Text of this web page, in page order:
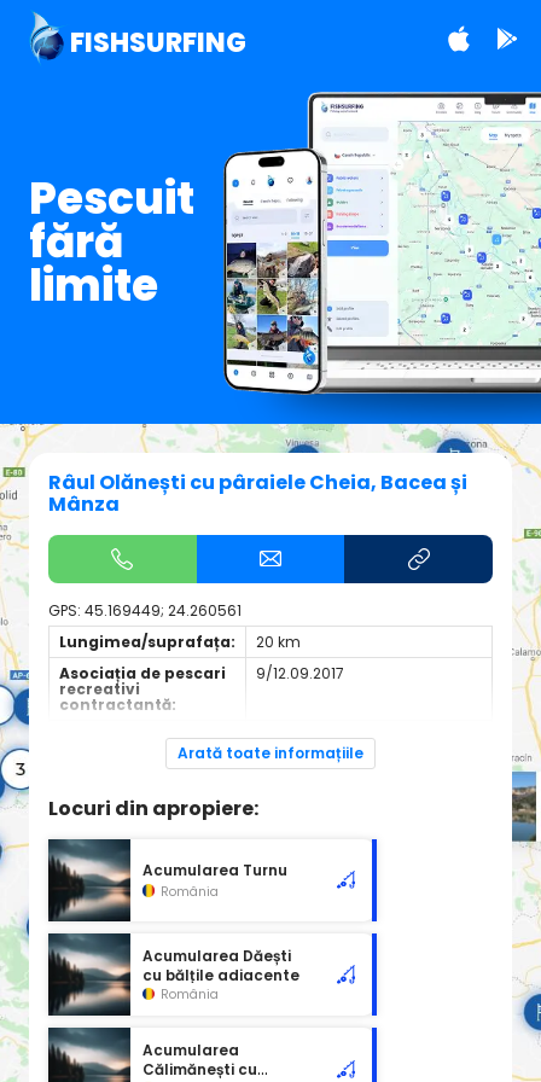
FISHSURFING
Pescuit
fără
limite
Râul Olănești cu pâraiele Cheia, Bacea și
Mânza
GPS: 45.169449; 24.260561
Lungimea/suprafața:
20 km
Asociația de pescari
recreativi
contractantă:
9/12.09.2017
Site de informații: https://ajvpsrmvl.wixsite.com
/asociatia?
Arată toate informațiile
Locuri din apropiere:
Acumularea Turnu
România
Acumularea Dăești
cu bălțile adiacente
România
Acumularea
Călimănești cu